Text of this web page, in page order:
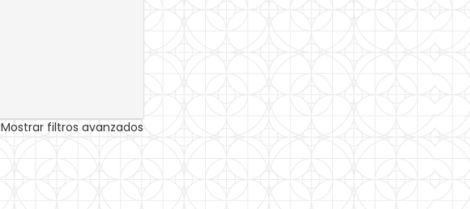
Mostrar filtros avanzados